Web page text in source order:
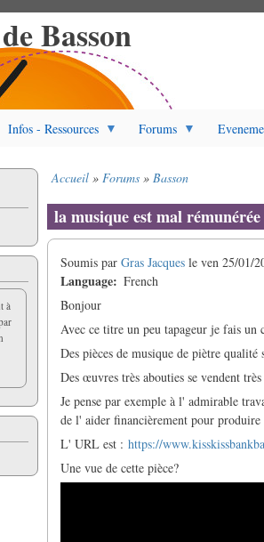
Basson
Infos - Ressources Forums
d'Ariane
Accueil Forums Basson
la musique est mal rémunérée
Soumis parGras Jacques leven 25/01/
Language
French
Bonjour
Avec ce titre un peu tapageur je fais un
Des pièces de musique de piètre
Des œuvres très abouties se vendent
Je pense par exemple à l' admirable
de l' aider financièrement pour
L' URL est :https://
Une vue de cette pièce?
à